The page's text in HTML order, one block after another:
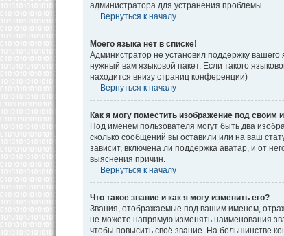
администратора для устранения проблемы.
Вернуться к началу
Моего языка нет в списке!
Администратор не установил поддержку
нужный вам языковой пакет. Если такого
находится внизу страниц конференции)
Вернуться к началу
Как я могу поместить изображение под своим
Под именем пользователя могут быть два
сколько сообщений вы оставили или на ваш
зависит, включена ли поддержка аватар, и от
выяснения причин.
Вернуться к началу
Что такое звание и как я могу изменить его?
Звания, отображаемые под вашим именем,
не можете напрямую изменять наименования
чтобы повысить своё звание. На большинстве